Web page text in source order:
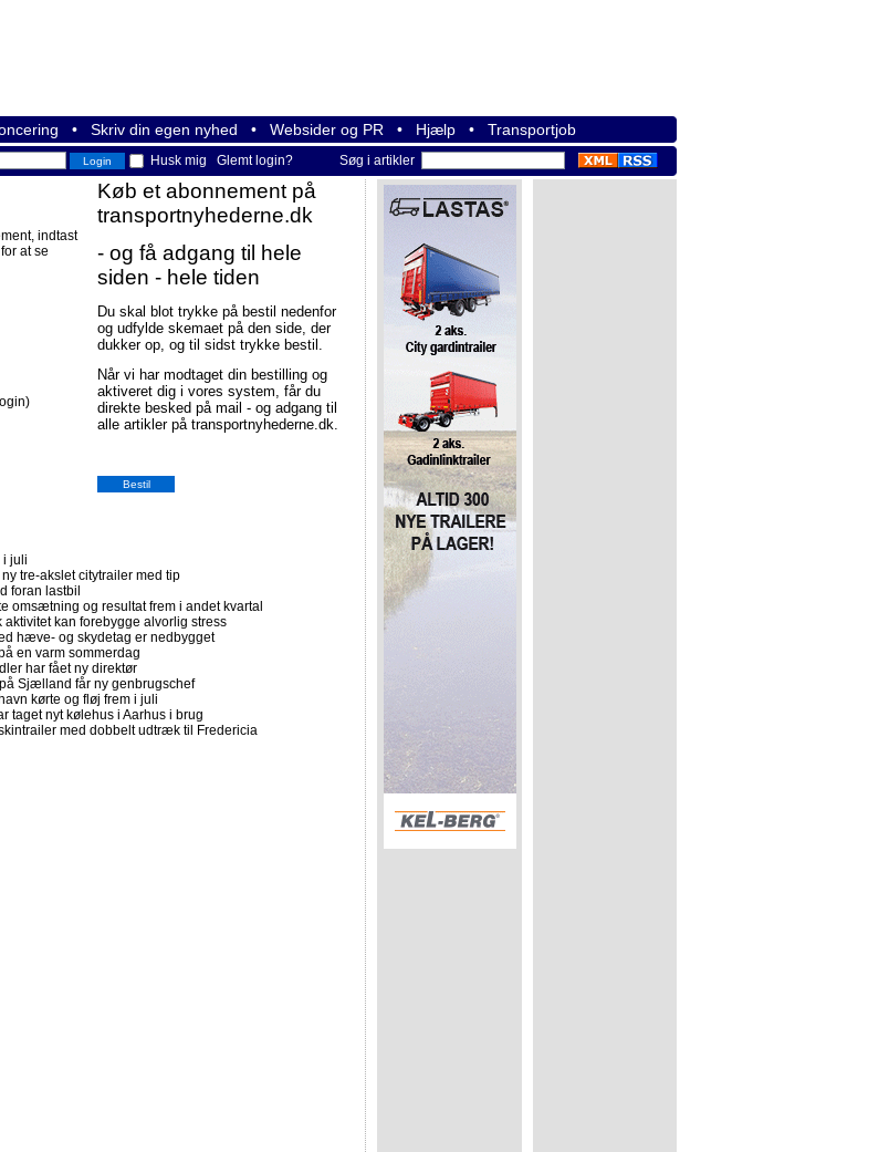
• Skriv din egen nyhed • Websider og PR • Hjælp • Transportjob
Husk mig Glemt login? Søg i artikler
indtast
at se
Køb et abonnement på
transportnyhederne.dk
- og få adgang til hele
siden - hele tiden
Du skal blot trykke på bestil nedenfor
og udfylde skemaet på den side, der
dukker op, og til sidst trykke bestil.
Når vi har modtaget din bestilling og
aktiveret dig i vores system, får du
direkte besked på mail - og adgang til
alle artikler på transportnyhederne.dk.
i juli
tre-akslet citytrailer med tip
foran lastbil
omsætning og resultat frem i andet kvartal
aktivitet kan forebygge alvorlig stress
hæve- og skydetag er nedbygget
en varm sommerdag
har fået ny direktør
Sjælland får ny genbrugschef
kørte og fløj frem i juli
taget nyt kølehus i Aarhus i brug
med dobbelt udtræk til Fredericia